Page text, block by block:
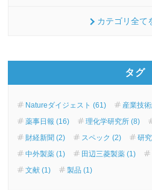
カテゴリ全て
タグ
Natureダイジェスト (61)
産業技
薬事日報 (16)
理化学研究所 (8)
財経新聞 (2)
スペック (2) 研
中外製薬 (1)
田辺三菱製薬 (1)
文献 (1)
製品 (1)